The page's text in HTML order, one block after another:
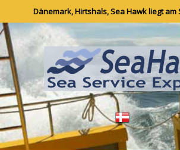
Dänemark, Hirtshals, Sea Hawk liegt am